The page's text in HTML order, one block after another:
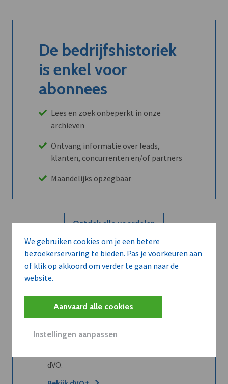
We gebruiken cookies om je een betere
bezoekerservaring te bieden. Pas je voorkeuren aan
of klik op akkoord om verder te gaan naar de
website.
Aanvaard alle cookies
Instellingen aanpassen
De bedrijfshistoriek
is enkel voor
abonnees
Lees en zoek onbeperkt in onze
archieven
Ontvang informatie over leads,
klanten, concurrenten en/of partners
Maandelijks opzegbaar
Ontdek alle voordelen
Abboneer
Wilt u niet enkel de dVO community
leren kennen maar dat men u ook
Word dVO Member voor €72/mnd en
dVO.